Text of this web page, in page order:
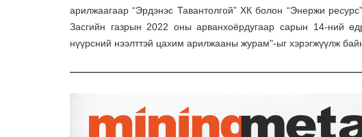
арилжаагаар “Эрдэнэс Тавантолгой” ХК болон “Энержи
Засгийн газрын 2022 оны арванхоёрдугаар сарын 14-ний
нүүрсний нээлттэй цахим арилжааны журам"-ыг хэрэгжүүлж